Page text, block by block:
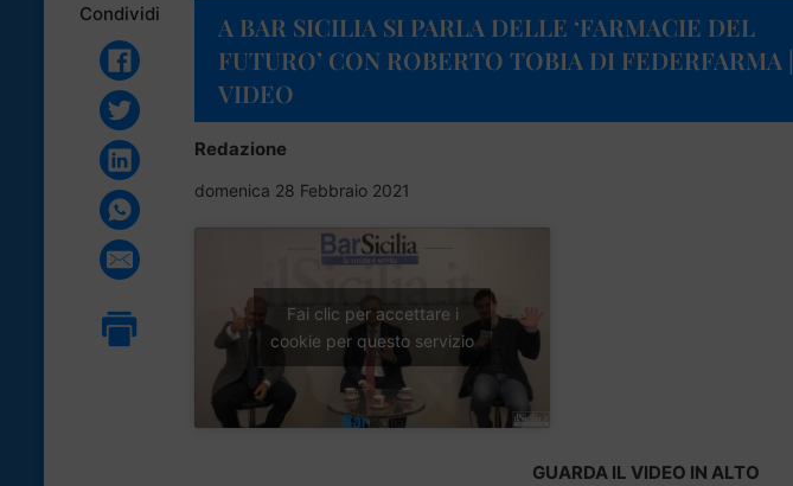
Condividi
A BAR SICILIA SI PARLA DELLE ‘FARMACIE DEL
FUTURO’ CON ROBERTO TOBIA DI FEDERFARMA |
VIDEO
Redazione
domenica 28 Febbraio 2021
Fai clic per accettare i
cookie per questo servizio
GUARDA IL VIDEO IN ALTO